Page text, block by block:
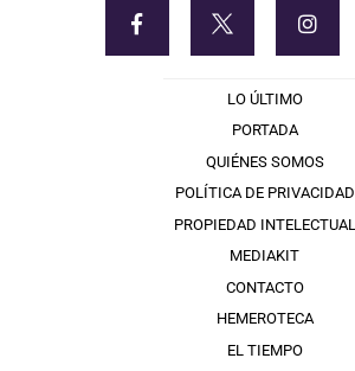
LO ÚLTIMO
PORTADA
QUIÉNES SOMOS
POLÍTICA DE PRIVACIDAD
PROPIEDAD INTELECTUAL
MEDIAKIT
CONTACTO
HEMEROTECA
EL TIEMPO